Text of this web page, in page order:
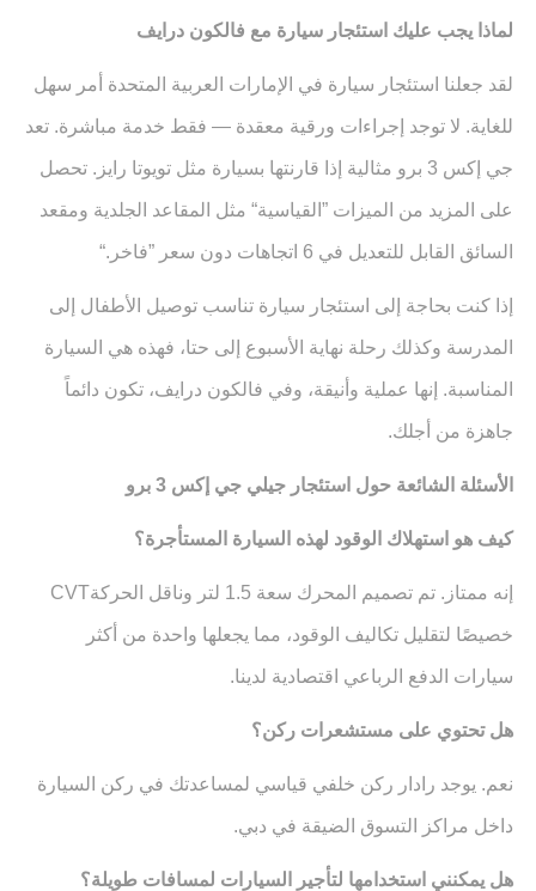
لماذا يجب عليك استئجار سيارة مع فالكون درايف
لقد جعلنا استئجار سيارة في الإمارات العربية المتحدة أمر سهل
للغاية. لا توجد إجراءات ورقية معقدة — فقط خدمة مباشرة. تعد
جي إكس 3 برو مثالية إذا قارنتها بسيارة مثل تويوتا رايز. تحصل
على المزيد من الميزات ”القياسية“ مثل المقاعد الجلدية ومقعد
السائق القابل للتعديل في 6 اتجاهات دون سعر ”فاخر “.
إذا كنت بحاجة إلى استئجار سيارة تناسب توصيل الأطفال إلى
المدرسة وكذلك رحلة نهاية الأسبوع إلى حتا، فهذه هي السيارة
المناسبة. إنها عملية وأنيقة، وفي فالكون درايف، تكون دائماً
جاهزة من أجلك.
الأسئلة الشائعة حول استئجار جيلي جي إكس 3 برو
كيف هو استهلاك الوقود لهذه السيارة المستأجرة؟
إنه ممتاز. تم تصميم المحرك سعة 1.5 لتر وناقل الحركة CVT
خصيصًا لتقليل تكاليف الوقود، مما يجعلها واحدة من أكثر
سيارات الدفع الرباعي اقتصادية لدينا.
هل تحتوي على مستشعرات ركن؟
نعم. يوجد رادار ركن خلفي قياسي لمساعدتك في ركن السيارة
داخل مراكز التسوق الضيقة في دبي.
هل يمكنني استخدامها لتأجير السيارات لمسافات طويلة؟